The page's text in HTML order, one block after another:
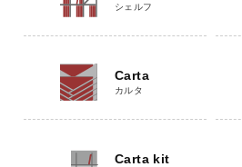
シェルフ
Carta
カルタ
Carta kit